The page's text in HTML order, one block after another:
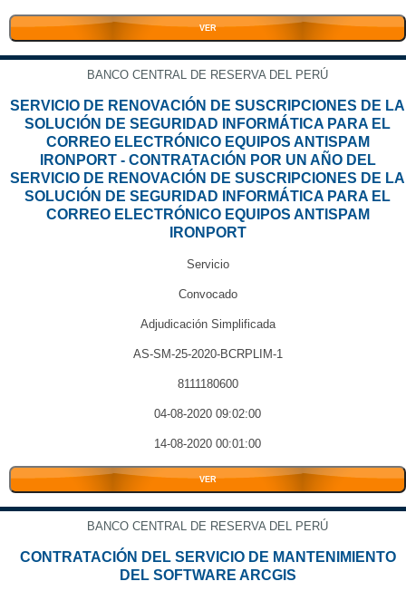
VER
BANCO CENTRAL DE RESERVA DEL PERÚ
SERVICIO DE RENOVACIÓN DE SUSCRIPCIONES DE LA
SOLUCIÓN DE SEGURIDAD INFORMÁTICA PARA EL
CORREO ELECTRÓNICO EQUIPOS ANTISPAM
IRONPORT - CONTRATACIÓN POR UN AÑO DEL
SERVICIO DE RENOVACIÓN DE SUSCRIPCIONES DE LA
SOLUCIÓN DE SEGURIDAD INFORMÁTICA PARA EL
CORREO ELECTRÓNICO EQUIPOS ANTISPAM
IRONPORT
Servicio
Convocado
Adjudicación Simplificada
AS-SM-25-2020-BCRPLIM-1
8111180600
04-08-2020 09:02:00
14-08-2020 00:01:00
VER
BANCO CENTRAL DE RESERVA DEL PERÚ
CONTRATACIÓN DEL SERVICIO DE MANTENIMIENTO
DEL SOFTWARE ARCGIS